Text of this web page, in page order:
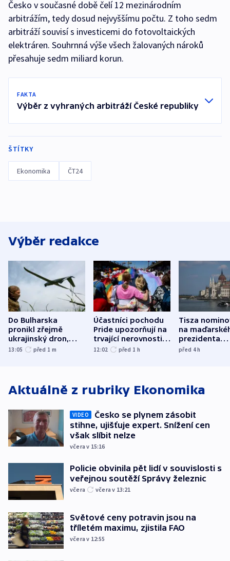
Česko v současné době čelí 12 mezinárodním
arbitrážím, tedy dosud nejvyššímu počtu. Z toho sedm
arbitráží souvisí s investicemi do fotovoltaických
elektráren. Souhrnná výše všech žalovaných nároků
přesahuje sedm miliard korun.
FAKTA
Výběr z vyhraných arbitráží České republiky
ŠTÍTKY
Ekonomika ČT24
Výběr redakce
Do Bulharska
pronikl zřejmě
ukrajinský dron,
explodoval kilometr
13:05 před 1 m
Účastníci pochodu
Pride upozorňují na
trvající nerovnosti i
společenskou
12:02 před 1 h
Tisza
na
prezidenta
bývalého
před 4h
Aktuálně z rubriky Ekonomika
VIDEO
Česko se plynem zásobit
stihne, ujišťuje expert. Snížení cen
však slíbit nelze
včera v 15:16
Policie obvinila pět lidí v souvislosti s
veřejnou soutěží Správy železnic
včera včera v 13:21
Světové ceny potravin jsou na
tříletém maximu, zjistila FAO
včera v 12:55